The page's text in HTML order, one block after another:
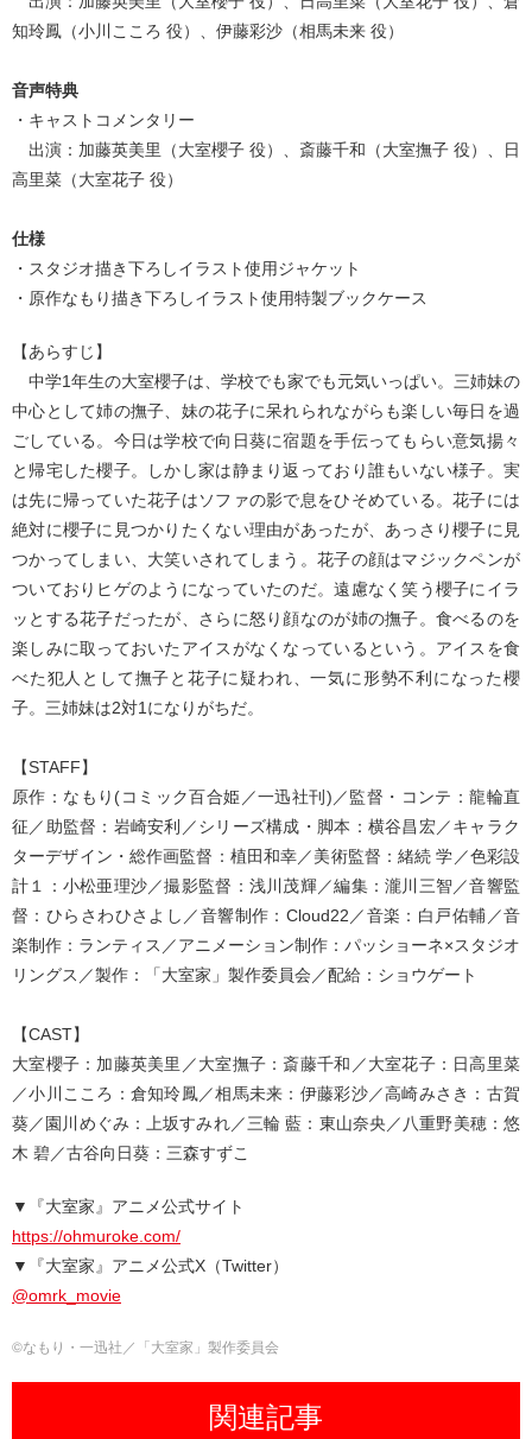
知玲鳳（小川こころ 役）、伊藤彩沙（相馬未来 役）
音声特典
・キャストコメンタリー
出演：加藤英美里（大室櫻子 役）、斎藤千和（大室撫子 役）、日
高里菜（大室花子 役）
仕様
・スタジオ描き下ろしイラスト使用ジャケット
・原作なもり描き下ろしイラスト使用特製ブックケース
【あらすじ】
中学1年生の大室櫻子は、学校でも家でも元気いっぱい。三姉妹の
中心として姉の撫子、妹の花子に呆れられながらも楽しい毎日を過
ごしている。今日は学校で向日葵に宿題を手伝ってもらい意気揚々
と帰宅した櫻子。しかし家は静まり返っており誰もいない様子。実
は先に帰っていた花子はソファの影で息をひそめている。花子には
絶対に櫻子に見つかりたくない理由があったが、あっさり櫻子に見
つかってしまい、大笑いされてしまう。花子の顔はマジックペンが
ついておりヒゲのようになっていたのだ。遠慮なく笑う櫻子にイラ
ッとする花子だったが、さらに怒り顔なのが姉の撫子。食べるのを
楽しみに取っておいたアイスがなくなっているという。アイスを食
べた犯人として撫子と花子に疑われ、一気に形勢不利になった櫻
子。三姉妹は2対1になりがちだ。
【STAFF】
原作：なもり(コミック百合姫／一迅社刊)／監督・コンテ：龍輪直
征／助監督：岩崎安利／シリーズ構成・脚本：横谷昌宏／キャラク
ターデザイン・総作画監督：植田和幸／美術監督：緒続 学／色彩設
計１：小松亜理沙／撮影監督：浅川茂輝／編集：瀧川三智／音響監
督：ひらさわひさよし／音響制作：Cloud22／音楽：白戸佑輔／音
楽制作：ランティス／アニメーション制作：パッショーネ×スタジオ
リングス／製作：「大室家」製作委員会／配給：ショウゲート
【CAST】
大室櫻子：加藤英美里／大室撫子：斎藤千和／大室花子：日高里菜
／小川こころ：倉知玲鳳／相馬未来：伊藤彩沙／高崎みさき：古賀
葵／園川めぐみ：上坂すみれ／三輪 藍：東山奈央／八重野美穂：悠
木 碧／古谷向日葵：三森すずこ
▼『大室家』アニメ公式サイト
https://ohmuroke.com/
▼『大室家』アニメ公式X（Twitter）
@omrk_movie
©なもり・一迅社／「大室家」製作委員会
関連記事